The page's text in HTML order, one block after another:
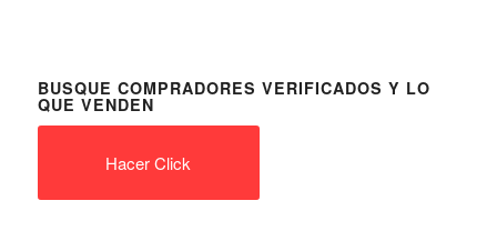
BUSQUE COMPRADORES VERIFICADOS Y LO
QUE VENDEN
Hacer Click